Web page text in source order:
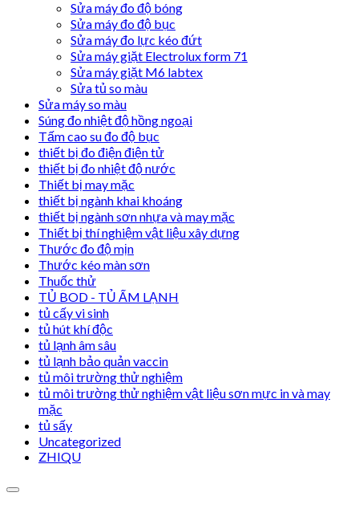
Sửa máy đo độ bóng
Sửa máy đo độ bục
Sửa máy đo lực kéo đứt
Sửa máy giặt Electrolux form 71
Sửa máy giặt M6 labtex
Sửa tủ so màu
Sửa máy so màu
Súng đo nhiệt độ hồng ngoại
Tấm cao su đo độ bục
thiết bị đo điện điện tử
thiết bị đo nhiệt độ nước
Thiết bị may mặc
thiết bị ngành khai khoáng
thiết bị ngành sơn nhựa và may mặc
Thiết bị thí nghiệm vật liệu xây dựng
Thước đo độ mịn
Thước kéo màn sơn
Thuốc thử
TỦ BOD - TỦ ẤM LẠNH
tủ cấy vi sinh
tủ hút khí độc
tủ lạnh âm sâu
tủ lạnh bảo quản vaccin
tủ môi trường thử nghiệm
tủ môi trường thử nghiệm vật liệu sơn mực in và may
mặc
tủ sấy
Uncategorized
ZHIQU